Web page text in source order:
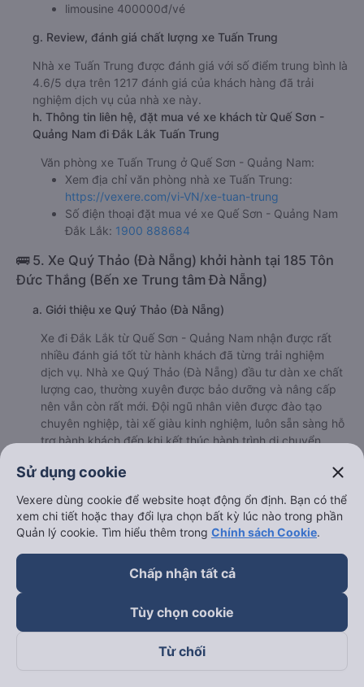
limousine 400000đ/vé
g. Review, đánh giá chất lượng xe Tuấn Trung
Nhà xe Tuấn Trung được đánh giá với số điểm trung bình là
4.6/5 dựa trên 1217 đánh giá của khách hàng đã trải
nghiệm dịch vụ của nhà xe này.
h. Thông tin liên hệ, đặt mua vé xe khách từ Quế Sơn -
Quảng Nam đi Đắk Lắk Tuấn Trung
Văn phòng xe Tuấn Trung ở Quế Sơn - Quảng Nam:
Xem địa chỉ văn phòng nhà xe Tuấn Trung:
https://vexere.com/vi-VN/xe-tuan-trung
Số điện thoại đặt mua vé xe Quế Sơn - Quảng Nam
Đắk Lắk: 1900 888684
🚌 5. Xe Quý Thảo (Đà Nẵng) khởi hành tại 185 Tôn
Đức Thắng (Bến xe Trung tâm Đà Nẵng)
a. Giới thiệu xe Quý Thảo (Đà Nẵng)
Xe đi Đắk Lắk từ Quế Sơn - Quảng Nam nhận được rất
nhiều đánh giá tốt từ hành khách đã từng trải nghiệm
dịch vụ. Nhà xe Quý Thảo (Đà Nẵng) đầu tư dàn xe chất
lượng cao, thường xuyên được bảo dưỡng và nâng cấp
nên vẫn còn rất mới. Đội ngũ nhân viên được đào tạo
chuyên nghiệp, tài xế giàu kinh nghiệm, luôn sẵn sàng hỗ
trợ hành khách đến khi kết thúc hành trình di chuyển.
Sử dụng cookie close
Vexere dùng cookie để website hoạt động ổn định. Bạn có thể
xem chi tiết hoặc thay đổi lựa chọn bất kỳ lúc nào trong phần
Quản lý cookie. Tìm hiểu thêm trong Chính sách Cookie.
Chấp nhận tất cả
Tùy chọn cookie
Từ chối